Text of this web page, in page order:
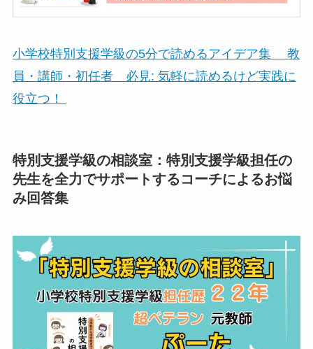
小学校特別支援学級の5分で読めるアイデア集 教
員・講師・初任者 必見: 気軽に読めるけど実践に
役立つ！
特別支援学級の相談室：特別支援学級担任の
先生を全力でサポートするコーチによるお悩
み回答集